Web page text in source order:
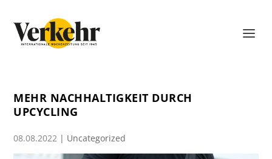
MEHR NACHHALTIGKEIT DURCH
UPCYCLING
08.08.2022 | Uncategorized